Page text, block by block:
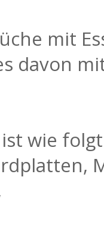
mit
davon
wie